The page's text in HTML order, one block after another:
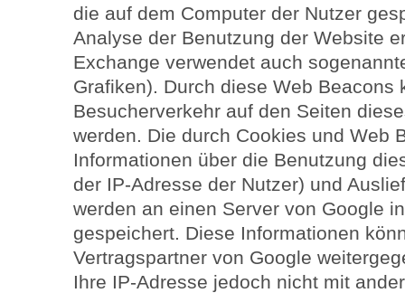
die auf dem Computer der Nutzer
Analyse der Benutzung der Website
Exchange verwendet auch
Grafiken). Durch diese Web Beacons
Besucherverkehr auf den Seiten
werden. Die durch Cookies und Web
Informationen über die Benutzung
der IP-Adresse der Nutzer) und
werden an einen Server von Google
gespeichert. Diese Informationen
Vertragspartner von Google
Ihre IP-Adresse jedoch nicht mit